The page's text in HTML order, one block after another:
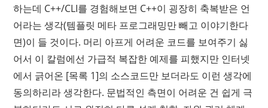
하는데 C++/CLI를 경험해보면 C++이 굉장히 축복받은 언
어라는 생각(템플릿 메타 프로그래밍만 빼고 이야기한다
면)이 들 것이다. 머리 아프게 어려운 코드를 보여주기 싫
어서 이 칼럼에선 가급적 복잡한 예제를 피했지만 인터넷
에서 긁어온 [목록 1]의 소스코드만 보더라도 이런 생각에
동의하리라 생각한다. 문법적인 측면이 어려운 건 쉽게 극